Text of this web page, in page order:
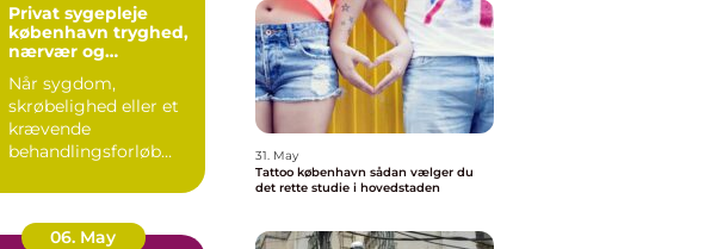
Privat sygepleje
københavn tryghed,
nærvær og
Når sygdom,
skrøbelighed eller et
krævende
behandlingsforløb
hverdagen, kan
oversku...
06. May
31. May
Tattoo københavn sådan vælger du
det rette studie i hovedstaden